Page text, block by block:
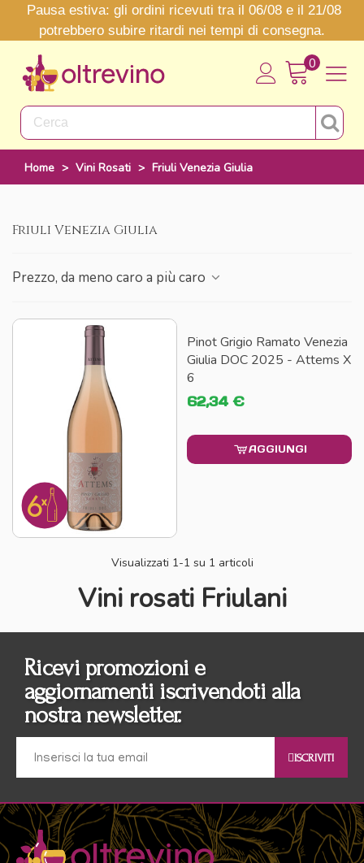
Pausa estiva: gli ordini ricevuti tra il 06/08 e il 21/08
potrebbero subire ritardi nei tempi di consegna.
0
Home > Vini Rosati > Friuli Venezia Giulia
Friuli Venezia Giulia
Prezzo, da meno caro a più caro
Pinot Grigio Ramato Venezia
Giulia DOC 2025 - Attems X
6
62,34 €
AGGIUNGI
Visualizzati 1-1 su 1 articoli
Vini rosati Friulani
Ricevi promozioni e
aggiornamenti iscrivendoti alla
nostra newsletter.
ISCRIVITI